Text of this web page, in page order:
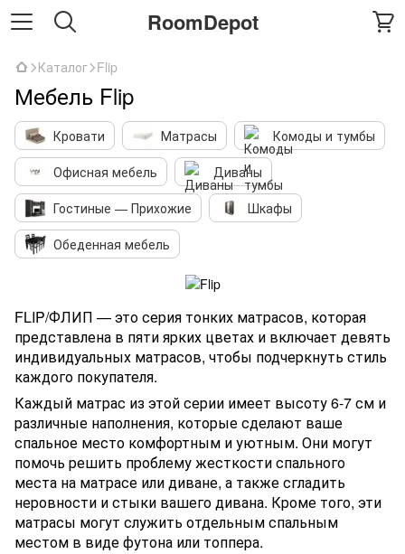
RoomDepot
Каталог Flip
Мебель Flip
Кровати Матрасы
Комоды и тумбы
Офисная мебель
Диваны
Гостиные — Прихожие
Шкафы
Обеденная мебель
FLIP/ФЛИП — это серия тонких матрасов, которая
представлена в пяти ярких цветах и включает девять
индивидуальных матрасов, чтобы подчеркнуть стиль
каждого покупателя.
Каждый матрас из этой серии имеет высоту 6-7 см и
различные наполнения, которые сделают ваше
спальное место комфортным и уютным. Они могут
помочь решить проблему жесткости спального
места на матрасе или диване, а также сгладить
неровности и стыки вашего дивана. Кроме того, эти
матрасы могут служить отдельным спальным
местом в виде футона или топпера.